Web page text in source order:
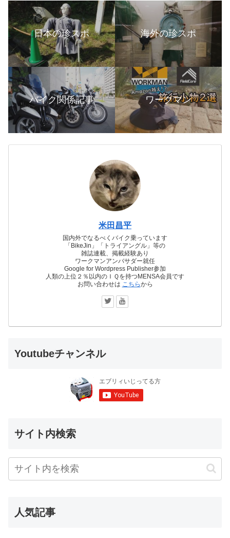
日本の珍スポ 海外の珍スポ
バイク関係記事 ワークマン
米田昌平
国内外でなるべくバイク乗っています
「BikeJin」「トライアングル」等の
雑誌連載、掲載経験あり
ワークマンアンバサダー就任
Google for Wordpress Publisher参加
人類の上位２％以内のＩＱを持つMENSA会員です
お問い合わせは こちらから
Youtubeチャンネル
サイト内検索
人気記事